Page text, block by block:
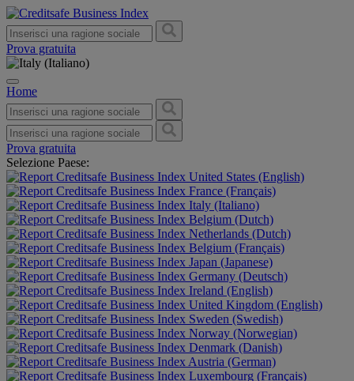
Prova gratuita
Home
Prova gratuita
Selezione Paese:
United States (English)
France (Français)
Italy (Italiano)
Belgium (Dutch)
Netherlands (Dutch)
Belgium (Français)
Japan (Japanese)
Germany (Deutsch)
Ireland (English)
United Kingdom (English)
Sweden (Swedish)
Norway (Norwegian)
Denmark (Danish)
Austria (German)
Luxembourg (Français)